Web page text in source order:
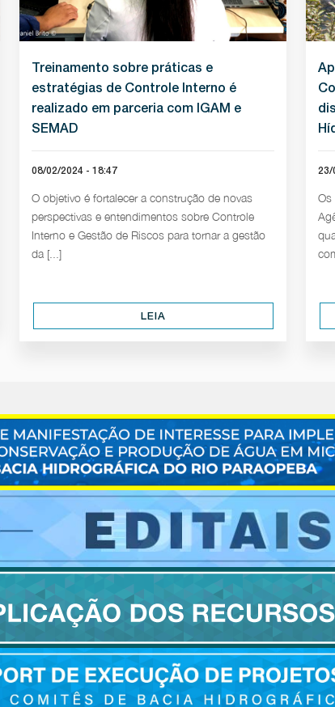
Treinamento sobre práticas e
estratégias de Controle Interno é
realizado em parceria com IGAM e
SEMAD
08/02/2024 - 18:47
O objetivo é fortalecer a construção de novas
perspectivas e entendimentos sobre Controle
Interno e Gestão de Riscos para tornar a gestão
da [...]
LEIA
23/
Os